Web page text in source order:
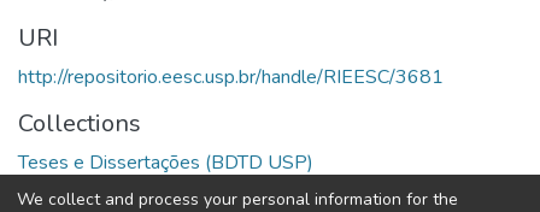
URI
http://repositorio.eesc.usp.br/handle/RIEESC/3681
Collections
Teses e Dissertações (BDTD USP)
We collect and process your personal information for the